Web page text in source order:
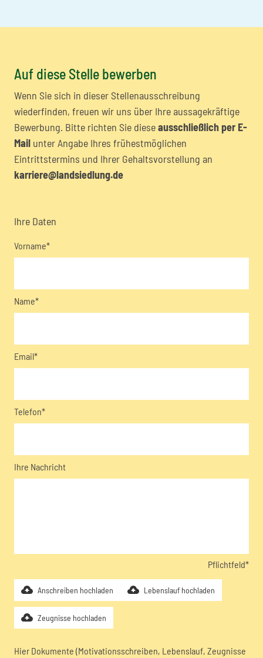
Auf diese Stelle bewerben
Wenn Sie sich in dieser Stellenausschreibung
wiederfinden, freuen wir uns über Ihre aussagekräftige
Bewerbung. Bitte richten Sie dieseausschließlich per E-
Mail unter Angabe Ihres frühestmöglichen
Eintrittstermins und Ihrer Gehaltsvorstellung an
karriere@landsiedlung.de
Ihre Daten
Vorname*
Name*
Email*
Telefon*
Ihre Nachricht
Pflichtfeld*
Anschreiben hochladen Lebenslauf hochladen
Zeugnisse hochladen
Hier Dokumente (Motivationsschreiben, Lebenslauf, Zeugnisse